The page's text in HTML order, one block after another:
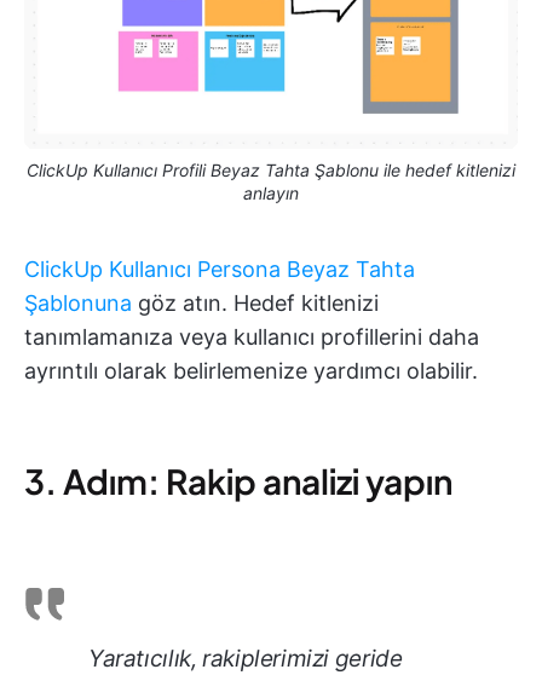
ClickUp Kullanıcı Profili Beyaz Tahta Şablonu ile hedef kitlenizi
anlayın
ClickUp Kullanıcı Persona Beyaz Tahta
Şablonuna göz atın. Hedef kitlenizi
tanımlamanıza veya kullanıcı profillerini daha
ayrıntılı olarak belirlemenize yardımcı olabilir.
3. Adım: Rakip analizi yapın
Yaratıcılık, rakiplerimizi geride